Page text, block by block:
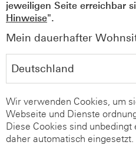
jeweiligen Seite erreichbar
Hinweise".
Mein dauerhafter
Wir verwenden Cookies, um
Webseite und Dienste
Diese Cookies sind
daher automatisch eingesetzt.